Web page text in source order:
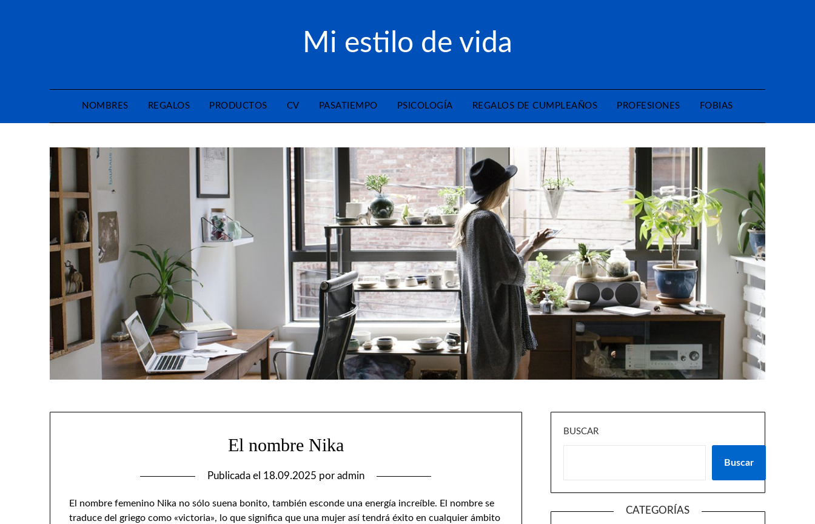
Mi estilo de vida
NOMBRES REGALOS PRODUCTOS CV PASATIEMPO PSICOLOGÍA REGALOS DE CUMPLEAÑOS PROFESIONES FOBIAS
El nombre Nika
Publicada el 18.09.2025 por admin
El nombre femenino Nika no sólo suena bonito, también esconde una energía increíble. El nombre se
traduce del griego como «victoria», lo que significa que una mujer así tendrá éxito en cualquier ámbito
BUSCAR
Buscar
CATEGORÍAS